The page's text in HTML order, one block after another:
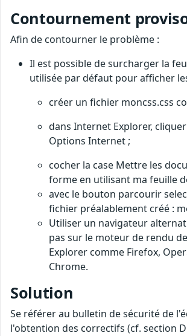
Contournement
Afin de contourner le problème :
Il est possible de surcharger la
utilisée par défaut pour afficher
créer un fichier moncss.css
dans Internet Explorer,
Options Internet ;
cocher la case Mettre les
forme en utilisant ma feuille
avec le bouton parcourir
fichier préalablement créé :
Utiliser un navigateur
pas sur le moteur de rendu
Explorer comme Firefox,
Chrome.
Solution
Se référer au bulletin de sécurité de
l'obtention des correctifs (cf. section